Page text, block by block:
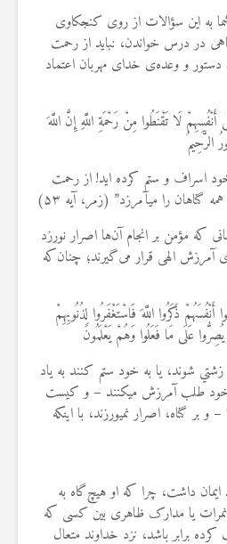
به این سؤالات از روی کنجکاوی
در درس خواندن، نباید از رحمت
دستور و وعده‌ی خدای مهربان اعتماد
لَا تَقْنَطُوا مِنْ رَحْمَةِ اللَّهِ إِنَّ اللَّهَ
الرَّحِيمُ
اسراف و ستم كرده‏ ايد! از رحمت
گناهان را مي‏آمرزد” (زمر، آیه ۵۳)
که مؤمن بر انجام آن‌ها اصرار نورزد
آمرزش الهی قرار می‌گیرند؛ چنان‌که
ذَكَرُوا اللَّهَ فَاسْتَغْفَرُوا لِذُنُوبِهِمْ
عَلَى مَا فَعَلُوا وَهُمْ يَعْلَمُونَ
شوند، يا به خود ستم كنند به ياد
خود طلب آمرزش مي‏كنند – و كيست
بر گناه، اصرار نمي‏ورزند، با اينكه
ایمان داشت، چرا که او هیچ‌گاه به
یا مدارک ظاهری بین کسی که
برابر باشد، نزد خداوند متعال